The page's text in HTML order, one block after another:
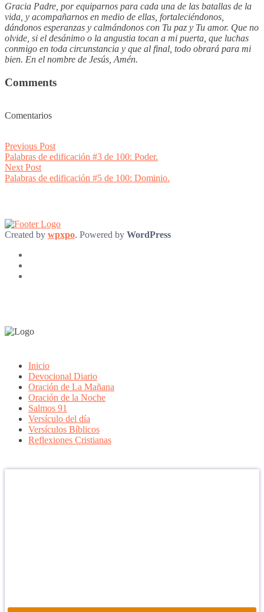
Gracia Padre, por equiparnos para cada una de las batallas de la
vida, y acompañarnos en medio de ellas, fortaleciéndonos,
dándonos esperanzas y calmándonos con Tu paz y Tu amor. Que no
olvide, si el desánimo o la angustia tocan a mi puerta, que luchas
conmigo en toda circunstancia y que al final, todo obrará para mi
bien. En el nombre de Jesús, Amén.
Comments
Comentarios
Post
navigation
Previous PostPrevious
post:
Palabras de edificación #3 de 100: Poder.
Next PostNext
post:
Palabras de edificación #5 de 100: Dominio.
Created by wpxpo. Powered by WordPress
Inicio
Devocional Diario
Oración de La Mañana
Oración de la Noche
Salmos 91
Versículo del día
Versículos Bíblicos
Reflexiones Cristianas